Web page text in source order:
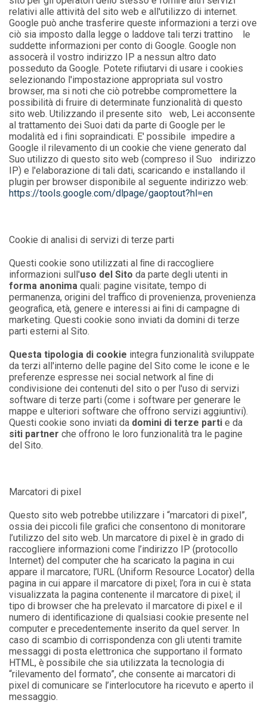
relativi alle attività del sito web e all'utilizzo di internet.
Google può anche trasferire queste informazioni a terzi ove
ciò sia imposto dalla legge o laddove tali terzi trattino le
suddette informazioni per conto di Google. Google non
assocerà il vostro indirizzo IP a nessun altro dato
posseduto da Google. Potete riﬁutarvi di usare i cookies
selezionando l'impostazione appropriata sul vostro
browser, ma si noti che ciò potrebbe compromettere la
possibilità di fruire di determinate funzionalità di questo
sito web. Utilizzando il presente sito web, Lei acconsente
al trattamento dei Suoi dati da parte di Google per le
modalità ed i ﬁni sopraindicati. E' possibile impedire a
Google il rilevamento di un cookie che viene generato dal
Suo utilizzo di questo sito web (compreso il Suo indirizzo
IP) e l'elaborazione di tali dati, scaricando e installando il
plugin per browser disponibile al seguente indirizzo web:
https://tools.google.com/dlpage/gaoptout?hl=en
Cookie di analisi di servizi di terze parti
Questi cookie sono utilizzati al ﬁne di raccogliere
informazioni sull'uso del Sitoda parte degli utenti in
forma anonimaquali: pagine visitate, tempo di
permanenza, origini del traffico di provenienza, provenienza
geograﬁca, età, genere e interessi ai ﬁni di campagne di
marketing. Questi cookie sono inviati da domini di terze
parti esterni al Sito.
Questa tipologia di cookie integra funzionalità sviluppate
da terzi all'interno delle pagine del Sito come le icone e le
preferenze espresse nei social network al ﬁne di
condivisione dei contenuti del sito o per l'uso di servizi
software di terze parti (come i software per generare le
mappe e ulteriori software che offrono servizi aggiuntivi).
Questi cookie sono inviati da domini di terze partie da
siti partnerche offrono le loro funzionalità tra le pagine
del Sito.
Marcatori di pixel
Questo sito web potrebbe utilizzare i “marcatori di pixel”,
ossia dei piccoli ﬁle graﬁci che consentono di monitorare
l’utilizzo del sito web. Un marcatore di pixel è in grado di
raccogliere informazioni come l’indirizzo IP (protocollo
Internet) del computer che ha scaricato la pagina in cui
appare il marcatore; l’URL (Uniform Resource Locator) della
pagina in cui appare il marcatore di pixel; l’ora in cui è stata
visualizzata la pagina contenente il marcatore di pixel; il
tipo di browser che ha prelevato il marcatore di pixel e il
numero di identiﬁcazione di qualsiasi cookie presente nel
computer e precedentemente inserito da quel server. In
caso di scambio di corrispondenza con gli utenti tramite
messaggi di posta elettronica che supportano il formato
HTML, è possibile che sia utilizzata la tecnologia di
“rilevamento del formato”, che consente ai marcatori di
pixel di comunicare se l’interlocutore ha ricevuto e aperto il
messaggio.